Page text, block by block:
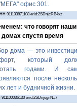
офис 301.
911103871108 erid:2SDnjcRB4xz
что говорят наши
спустя время
дома — это
который
годами. И
после
лет и будничной жизни.
erid:2SDnjegnNa7